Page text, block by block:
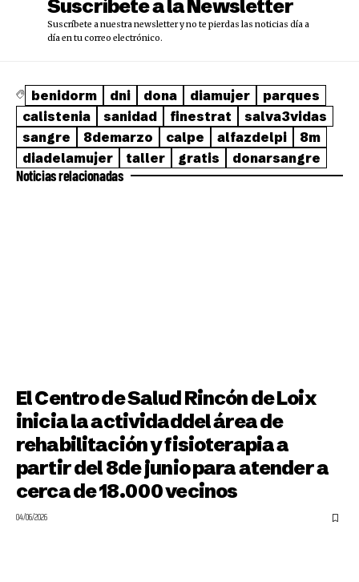
Suscríbete a la Newsletter
Suscríbete a nuestra newsletter y no te pierdas las noticias día a
día en tu correo electrónico.
benidorm dni dona diamujer
parques
calistenia
sanidad finestrat
salva3vidas
sangre
8demarzo calpe alfazdelpi
8m
diadelamujer
taller gratis donarsangre
Noticias relacionadas
El Centro de Salud Rincón de Loix
inicia la actividaddel área de
rehabilitación y fisioterapia a
partir del 8de junio para atender a
cerca de 18.000 vecinos
04/06/2026